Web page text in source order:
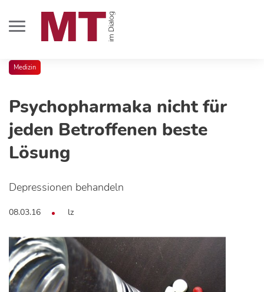
Medizin
Psychopharmaka nicht für
jeden Betroffenen beste
Lösung
Depressionen behandeln
08.03.16 lz